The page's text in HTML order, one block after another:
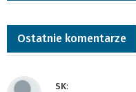
Ostatnie komentarze
SK: